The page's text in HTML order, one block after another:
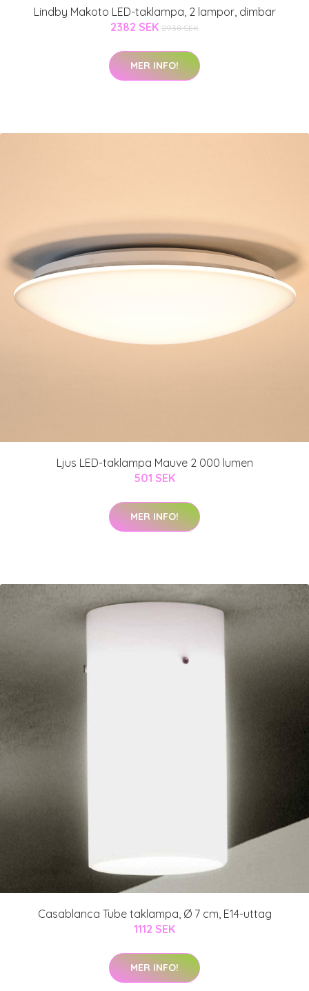
Lindby Makoto LED-taklampa, 2 lampor, dimbar
2382 SEK 2938 SEK
MER INFO!
Ljus LED-taklampa Mauve 2 000 lumen
501 SEK
MER INFO!
Casablanca Tube taklampa, Ø 7 cm, E14-uttag
1112 SEK
MER INFO!